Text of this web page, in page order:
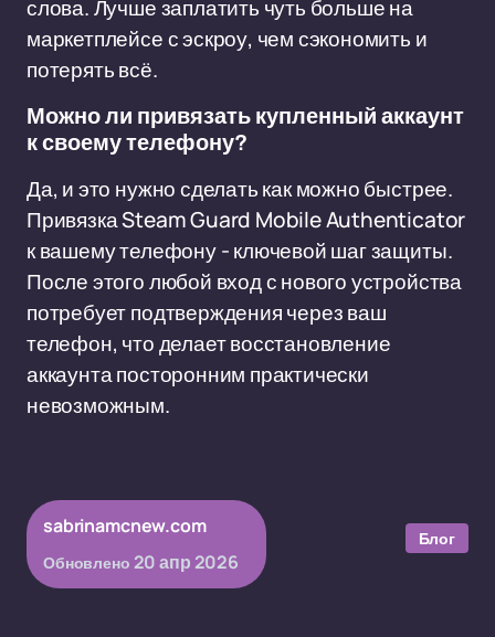
слова. Лучше заплатить чуть больше на
маркетплейсе с эскроу, чем сэкономить и
потерять всё.
Можно ли привязать купленный аккаунт
к своему телефону?
Да, и это нужно сделать как можно быстрее.
Привязка Steam Guard Mobile Authenticator
к вашему телефону - ключевой шаг защиты.
После этого любой вход с нового устройства
потребует подтверждения через ваш
телефон, что делает восстановление
аккаунта посторонним практически
невозможным.
sabrinamcnew.com
Обновлено 20 апр 2026
Блог